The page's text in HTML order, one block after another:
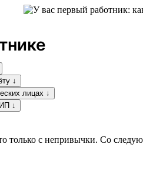
↓
лицах ↓
↓
только с непривычки. Со